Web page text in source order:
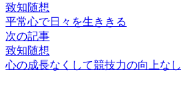
致知随想
平常心で日々を生ききる
次の記事
致知随想
心の成長なくして競技力の向上なし